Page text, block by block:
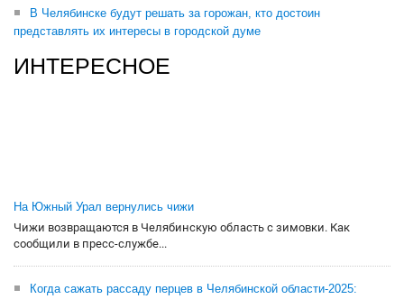
В Челябинске будут решать за горожан, кто достоин
представлять их интересы в городской думе
ИНТЕРЕСНОЕ
На Южный Урал вернулись чижи
Чижи возвращаются в Челябинскую область с зимовки. Как
сообщили в пресс-службе...
Когда сажать рассаду перцев в Челябинской области-2025: